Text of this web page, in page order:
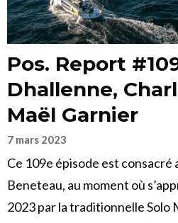
Pos. Report
Dhallenne,
Maël Garnier
7 mars 2023
Ce 109e épisode est consacré
Beneteau, au moment où
2023 par la traditionnelle Solo